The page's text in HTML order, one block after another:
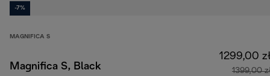
-7%
MAGNIFICA S
Magnifica S, Black
1299,00
1399,00